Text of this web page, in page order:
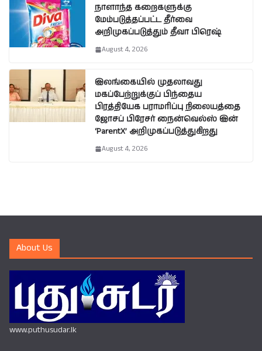
நாளாந்த கறைகளுக்கு
மேம்படுத்தப்பட்ட தீர்வை
அறிமுகப்படுத்தும் தீவா பிரெஷ்
August 4, 2026
இலங்கையில் முதலாவது
மகப்பேற்றுக்குப் பிந்தைய
பிரத்தியேக பராமரிப்பு நிலையத்தை
ஜோசப் பிரேசர் நைன்வெல்ஸ் இன்
‘ParentX’ அறிமுகப்படுத்துகிறது
August 4, 2026
About Us
www.puthusudar.lk